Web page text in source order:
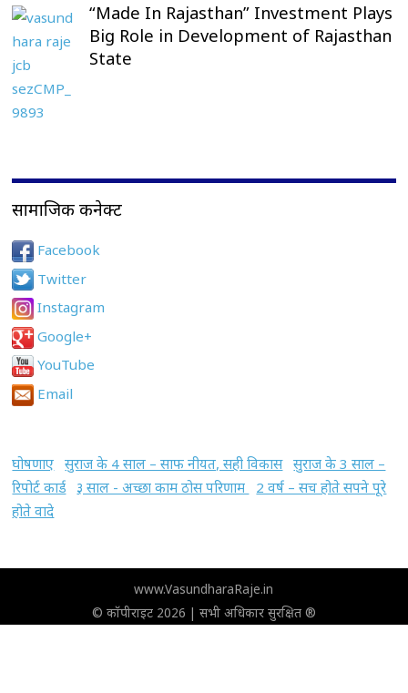
“Made In Rajasthan” Investment Plays
Big Role in Development of Rajasthan
State
सामाजिक कनेक्ट
Facebook
Twitter
Instagram
Google+
YouTube
Email
घोषणाए सुराज के 4 साल – साफ नीयत, सही विकास सुराज के 3 साल –
रिपोर्ट कार्ड
३ साल - अच्छा काम ठोस परिणाम
2 वर्ष – सच होते सपने पूरे
होते वादे
www.VasundharaRaje.in
© कॉपीराइट 2026 | सभी अधिकार सुरक्षित ®